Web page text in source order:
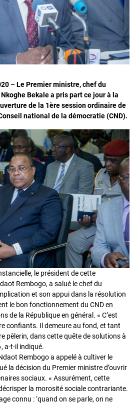
– Le Premier ministre, chef du
Bekale a pris part ce jour à la
de la 1ère session ordinaire de
national de la démocratie (CND).
le président de cette
Rembogo, a salué le chef du
et son appui dans la résolution
le bon fonctionnement du CND en
de la République en général. « C’est
confiants. Il demeure au fond, et tant
pèlerin, dans cette quête de solutions à
a-t-il indiqué.
Rembogo a appelé à cultiver le
la décision du Premier ministre d’ouvrir
sociaux. « Assurément, cette
la morosité sociale contrariante.
connu : ‘quand on se parle, on ne